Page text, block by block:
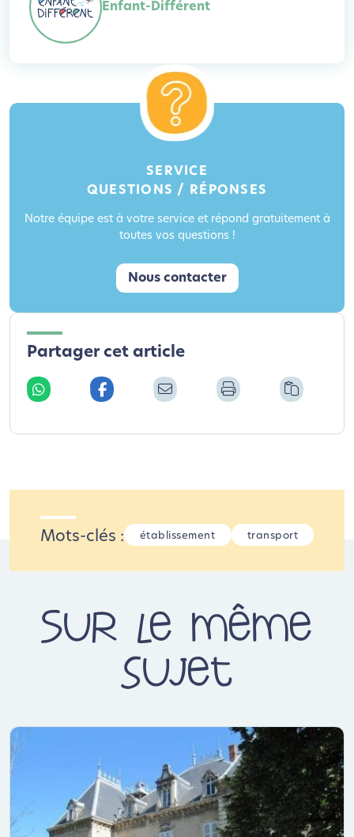
Enfant-Différent
SERVICE
QUESTIONS / RÉPONSES
Notre équipe est à votre service et répond gratuitement à
toutes vos questions !
Nous contacter
Partager cet article
Mots-clés : établissement transport
Sur le même
sujet